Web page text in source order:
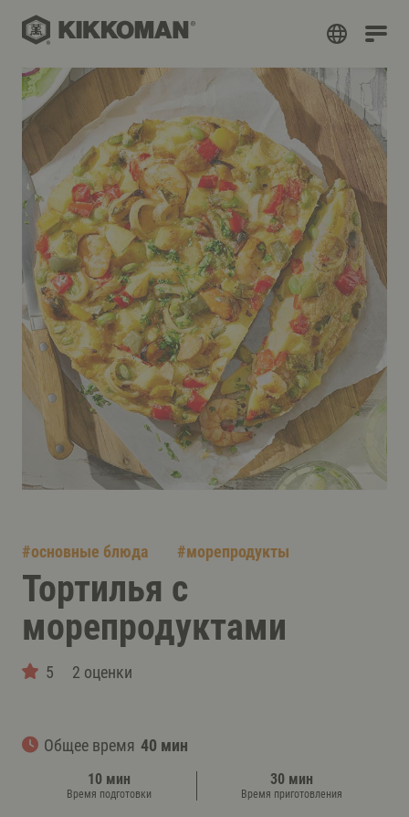
#основные блюда #морепродукты
Тортилья с
морепродуктами
5 2 оценки
Общее время 40 мин
10 мин
Время подготовки
30 мин
Время приготовления